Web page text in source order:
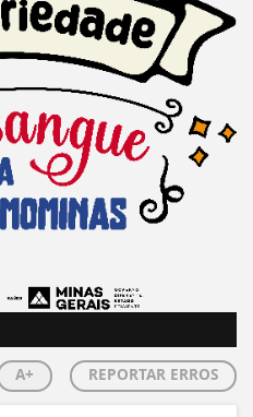
A+ REPORTAR ERROS